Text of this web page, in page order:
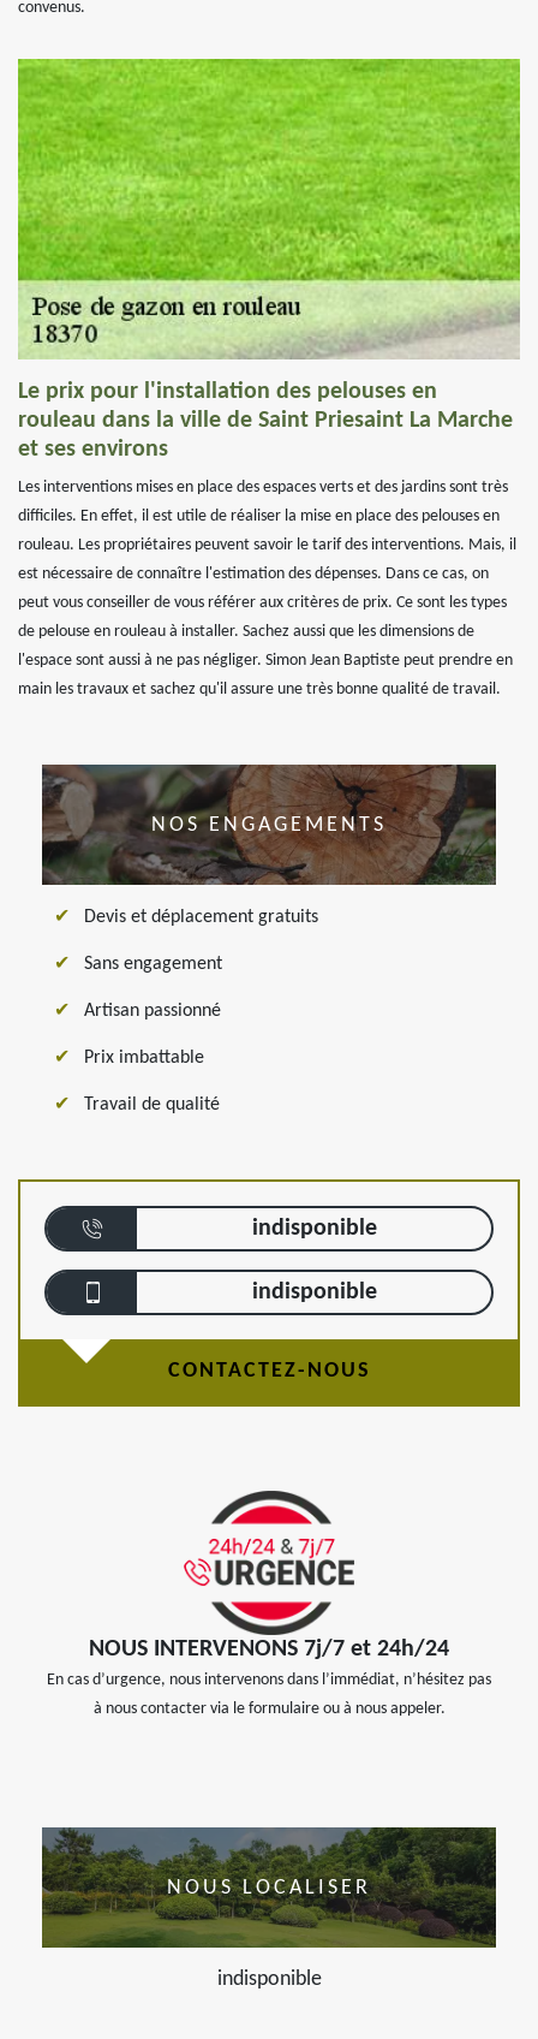
convenus.
Le prix pour l'installation des pelouses en
rouleau dans la ville de Saint Priesaint La Marche
et ses environs
Les interventions mises en place des espaces verts et des jardins sont très
difficiles. En effet, il est utile de réaliser la mise en place des pelouses en
rouleau. Les propriétaires peuvent savoir le tarif des interventions. Mais, il
est nécessaire de connaître l'estimation des dépenses. Dans ce cas, on
peut vous conseiller de vous référer aux critères de prix. Ce sont les types
de pelouse en rouleau à installer. Sachez aussi que les dimensions de
l'espace sont aussi à ne pas négliger. Simon Jean Baptiste peut prendre en
main les travaux et sachez qu'il assure une très bonne qualité de travail.
NOS ENGAGEMENTS
Devis et déplacement gratuits
Sans engagement
Artisan passionné
Prix imbattable
Travail de qualité
indisponible
indisponible
CONTACTEZ-NOUS
NOUS INTERVENONS 7j/7 et 24h/24
En cas d’urgence, nous intervenons dans l’immédiat, n’hésitez pas
à nous contacter via le formulaire ou à nous appeler.
NOUS LOCALISER
indisponible